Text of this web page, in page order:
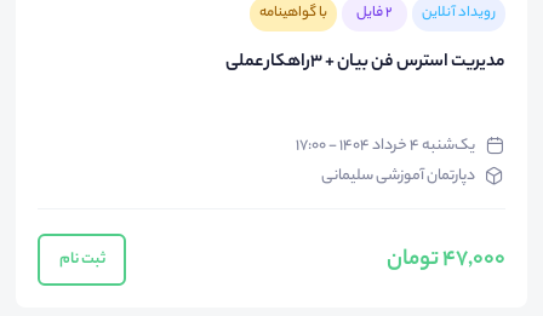
رویداد آنلاین 2 فایل با گواهینامه
مدیریت استرس فن بیان + 3راهکار عملی
یک‌شنبه ۴ خرداد ۱۴۰۴ - ۱۷:۰۰
دپارتمان آموزشی سلیمانی
47,000 تومان ثبت نام